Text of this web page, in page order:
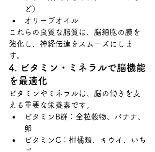
ど）
オリーブオイル
これらの良質な脂質は、脳細胞の膜を
強化し、神経伝達をスムーズにしま
す。
4. ビタミン・ミネラルで脳機能
を最適化
ビタミンやミネラルは、脳の働きを支
える重要な栄養素です。
ビタミンB群：全粒穀物、バナナ、
卵
ビタミンC：柑橘類、キウイ、いち